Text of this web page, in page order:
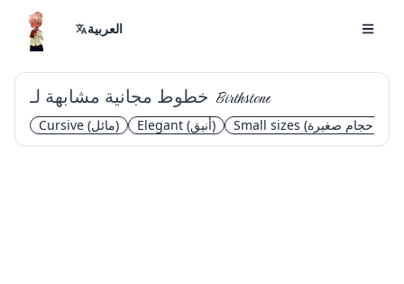
العربية
خطوط مجانية مشابهة لـ Birthstone
Cursive (مائل) Elegant (أنيق) Small sizes